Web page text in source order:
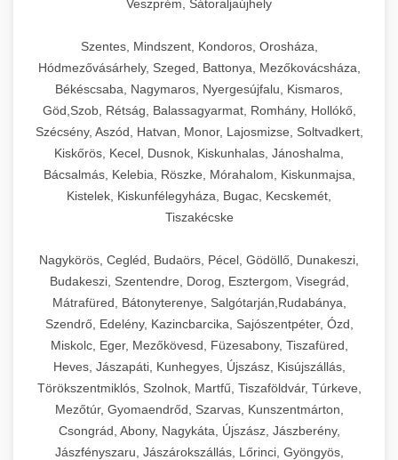
Veszprém, Sátoraljaújhely
Szentes, Mindszent, Kondoros, Orosháza,
Hódmezővásárhely, Szeged, Battonya, Mezőkovácsháza,
Békéscsaba, Nagymaros, Nyergesújfalu, Kismaros,
Göd,Szob, Rétság, Balassagyarmat, Romhány, Hollókő,
Szécsény, Aszód, Hatvan, Monor, Lajosmizse, Soltvadkert,
Kiskőrös, Kecel, Dusnok, Kiskunhalas, Jánoshalma,
Bácsalmás, Kelebia, Röszke, Mórahalom, Kiskunmajsa,
Kistelek, Kiskunfélegyháza, Bugac, Kecskemét,
Tiszakécske
Nagykörös, Cegléd, Budaörs, Pécel, Gödöllő, Dunakeszi,
Budakeszi, Szentendre, Dorog, Esztergom, Visegrád,
Mátrafüred, Bátonyterenye, Salgótarján,Rudabánya,
Szendrő, Edelény, Kazincbarcika, Sajószentpéter, Ózd,
Miskolc, Eger, Mezőkövesd, Füzesabony, Tiszafüred,
Heves, Jászapáti, Kunhegyes, Újszász, Kisújszállás,
Törökszentmiklós, Szolnok, Martfű, Tiszaföldvár, Túrkeve,
Mezőtúr, Gyomaendrőd, Szarvas, Kunszentmárton,
Csongrád, Abony, Nagykáta, Újszász, Jászberény,
Jászfényszaru, Jászárokszállás, Lőrinci, Gyöngyös,